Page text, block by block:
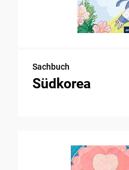
Sachbuch
Südkorea